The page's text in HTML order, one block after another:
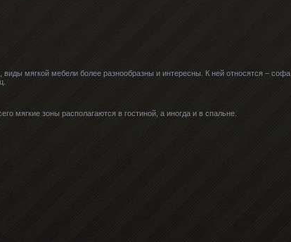
мягкой мебели более разнообразны и интересны. К ней относятся – софа,
мягкие зоны располагаются в гостиной, а иногда и в спальне.